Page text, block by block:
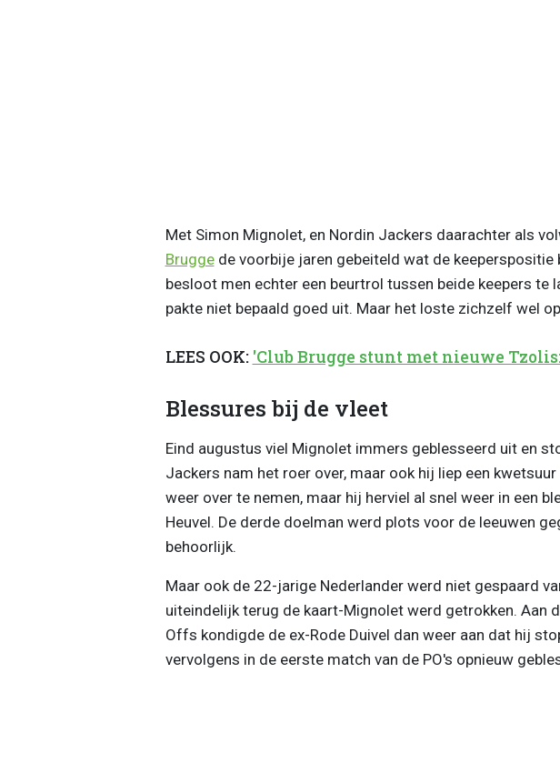
Met Simon Mignolet, en Nordin Jackers daarachter als
Bruggede voorbije jaren gebeiteld wat de keeperspositie
besloot men echter een beurtrol tussen beide keepers te
pakte niet bepaald goed uit. Maar het loste zichzelf wel
LEES OOK: 'Club Brugge stunt met nieuwe
Blessures bij de vleet
Eind augustus viel Mignolet immers geblesseerd uit en
Jackers nam het roer over, maar ook hij liep een
weer over te nemen, maar hij herviel al snel weer in een
Heuvel. De derde doelman werd plots voor de leeuwen
behoorlijk.
Maar ook de 22-jarige Nederlander werd niet gespaard
uiteindelijk terug de kaart-Mignolet werd getrokken. Aan
Offs kondigde de ex-Rode Duivel dan weer aan dat hij
vervolgens in de eerste match van de PO's opnieuw